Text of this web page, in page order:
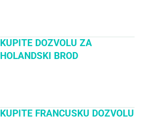
KUPITE DOZVOLU ZA
HOLANDSKI BROD
KUPITE FRANCUSKU DOZVOLU